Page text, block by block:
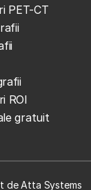
PET-CT
ROI
gratuit
de Atta Systems